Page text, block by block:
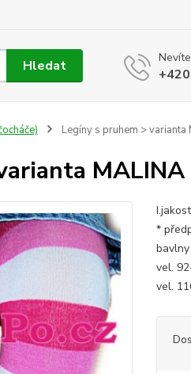
Hledat
Legíny s pruhem >
*
vel.
vel.